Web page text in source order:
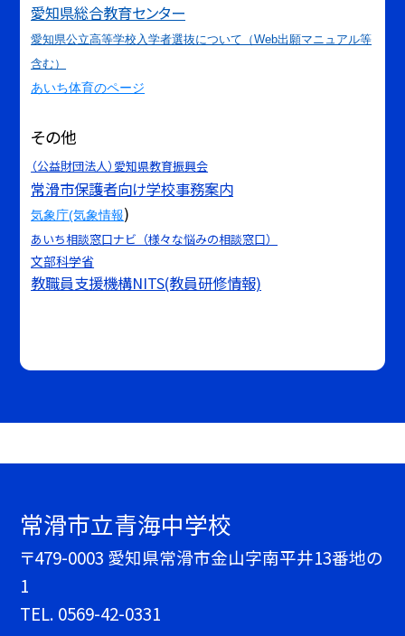
愛知県総合教育センター
愛知県公立高等学校入学者選抜について（Web出願マニュアル等
含む）
あいち体育のページ
その他
（公益財団法人）愛知県教育振興会
常滑市保護者向け学校事務案内
気象庁(気象情報)
あいち相談窓口ナビ（様々な悩みの相談窓口）
文部科学省
教職員支援機構NITS(教員研修情報)
常滑市立青海中学校
〒479-0003 愛知県常滑市金山字南平井13番地の
1
TEL. 0569-42-0331